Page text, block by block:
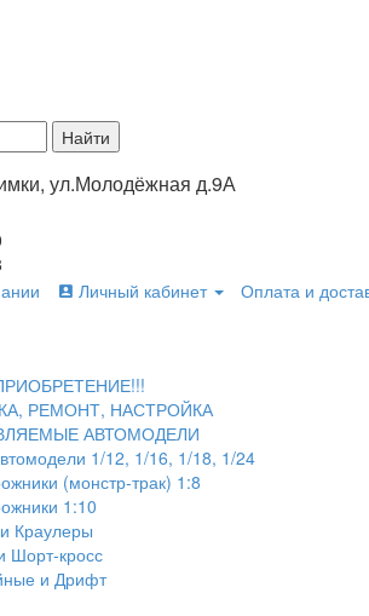
ул.Молодёжная д.9А
Личный кабинет
Оплата и
РЕМОНТ, НАСТРОЙКА
АВТОМОДЕЛИ
1/12, 1/16, 1/18, 1/24
(монстр-трак) 1:8
1:10
Краулеры
Шорт-кросс
и Дрифт